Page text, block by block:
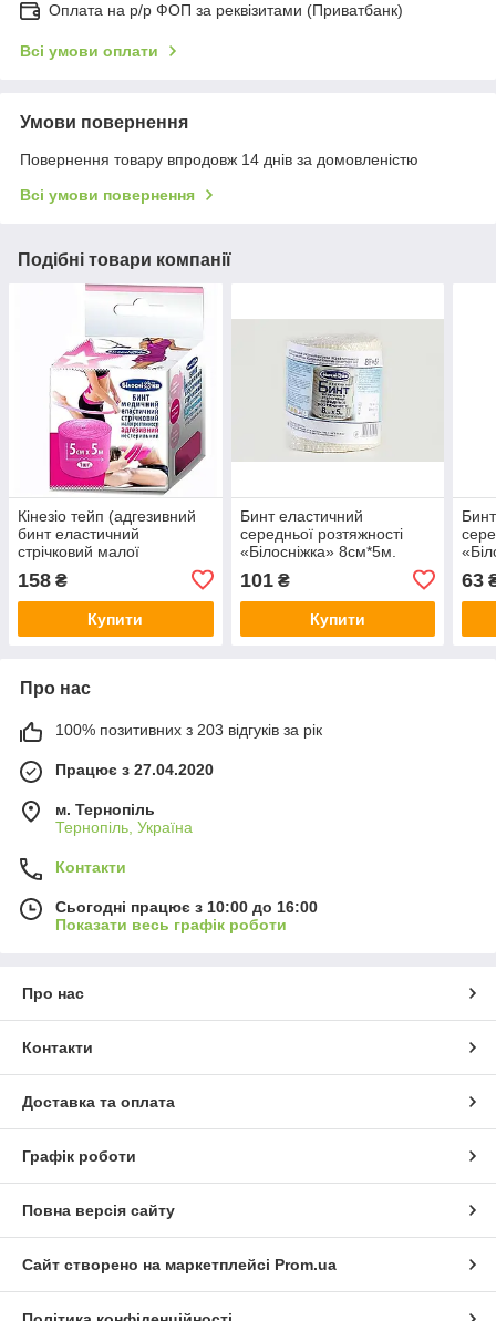
Оплата на р/р ФОП за реквізитами (Приватбанк)
Всі умови оплати
Умови повернення
Повернення товару впродовж 14 днів за домовленістю
Всі умови повернення
Подібні товари компанії
Кінезіо тейп (адгезивний
бинт еластичний
стрічковий малої
"Білосніжка" 5см*5м
(рожевий)
158 ₴
Купити
Бинт еластичний
середньої розтяжності
«Білосніжка» 8см*5м.
101₴
Купити
63
Про нас
100% позитивних з 203 відгуків за рік
Працює з 27.04.2020
м. Тернопіль
Тернопіль, Україна
Контакти
Сьогодні працює з 10:00 до 16:00
Показати весь графік роботи
Про нас
Контакти
Доставка та оплата
Графік роботи
Повна версія сайту
Сайт створено на маркетплейсі Prom.ua